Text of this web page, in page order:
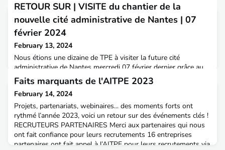
RETOUR SUR | VISITE du chantier de la
nouvelle cité administrative de Nantes | 07
février 2024
February 13, 2024
Nous étions une dizaine de TPE à visiter la future cité
administrative de Nantes mercredi 07 février dernier grâce au
contact de Patrice B. Malgré la pluie, la visite a été instructive
et l'occasion de poser nos questions aux thématiques variées :
énergie, carbone, courants faibles courants forts, traitement de
l'eau, déplacements, ...Le bâtiment sera livré cet été, nous
avons donc déjà pu monter
Faits marquants de l'AITPE 2023
February 14, 2024
Projets, partenariats, webinaires... des moments forts ont
rythmé l’année 2023, voici un retour sur des événements clés !
RECRUTEURS PARTENAIRES Merci aux partenaires qui nous
ont fait confiance pour leurs recrutements 16 entreprises
partenaires ont fait appel à l’AITPE pour leurs recrutements via